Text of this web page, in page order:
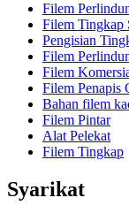
Filem
Filem Tingkap
Pengisian
Filem
Filem
Filem Penapis
Bahan filem
Filem Pintar
Alat Pelekat
Filem Tingkap
Syarikat